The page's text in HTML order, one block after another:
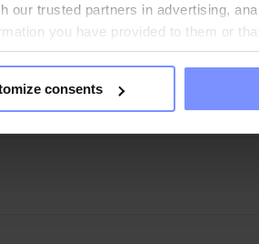
our trusted partners in advertising,
you have provided to them or
consents